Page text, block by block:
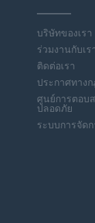
บริษัทของเรา
ร่วมงานกับเร
ติดต่อเรา
ประกาศทาง
ศูนย์การตอบ
ปลอดภัย
ระบบการจัดก